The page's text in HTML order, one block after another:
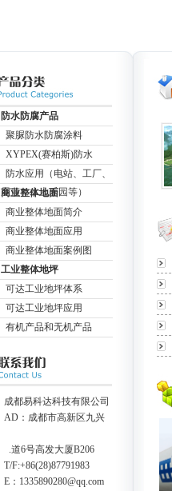
防水防腐产品
聚脲防水防腐涂料
XYPEX(赛柏斯)防水
防水应用（电站、工厂、
屋顶、水上乐园等）
商业整体地面
商业整体地面简介
商业整体地面应用
商业整体地面案例图
工业整体地坪
可达工业地坪体系
可达工业地坪应用
有机产品和无机产品
成都易科达科技有限公司
AD：成都市高新区九兴
.道6号高发大厦B206
T/F:+86(28)87791983
E：1335890280@qq.com